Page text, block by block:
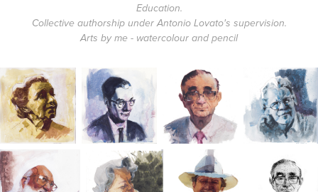
Education.
Collective authorship under Antonio Lovato's supervision.
Arts by me - watercolour and pencil